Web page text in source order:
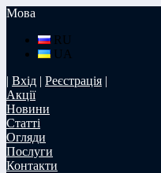
Мова
RU
UA
| Вхід | Реєстрація |
Акції
Новини
Статті
Огляди
Послуги
Контакти